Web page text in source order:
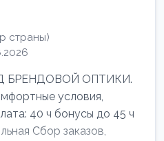
страны)
БРЕНДОВОЙ ОПТИКИ.
условия,
40 ч бонусы до 45 ч
Сбор заказов,